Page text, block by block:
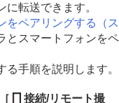
App）
転送できます。
をペアリングする（ ス
とスマートフォンをペ
手順を説明します。
［
接続/リモート撮